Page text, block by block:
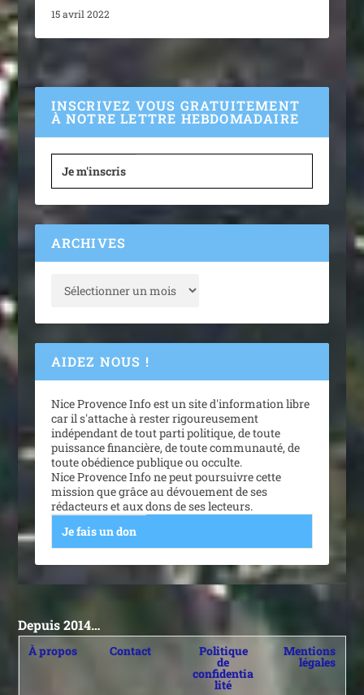
15 avril 2022
INSCRIVEZ VOUS GRATUITEMENT
À NOTRE LETTRE HEBDOMADAIRE
Je m'inscris
ARCHIVES
AIDEZ NOUS !
Nice Provence Info est un site d'information libre
car il s'attache à rester rigoureusement
indépendant de tout parti politique, de toute
puissance financière, de toute communauté, de
toute obédience publique ou occulte.
Nice Provence Info ne peut poursuivre cette
mission que grâce au dévouement de ses
rédacteurs et aux dons de ses lecteurs.
Je fais un don
Depuis 2014…
À propos Contact Politique
de
confidentia
lité
Mentions
légales